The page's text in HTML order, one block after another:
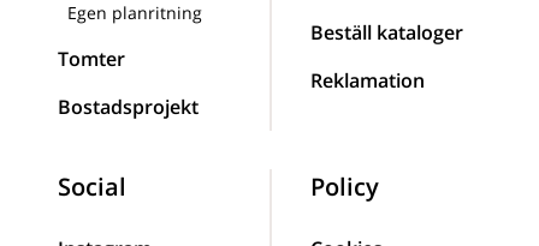
Egen planritning
Tomter
Bostadsprojekt
Beställ kataloger
Reklamation
Social Policy